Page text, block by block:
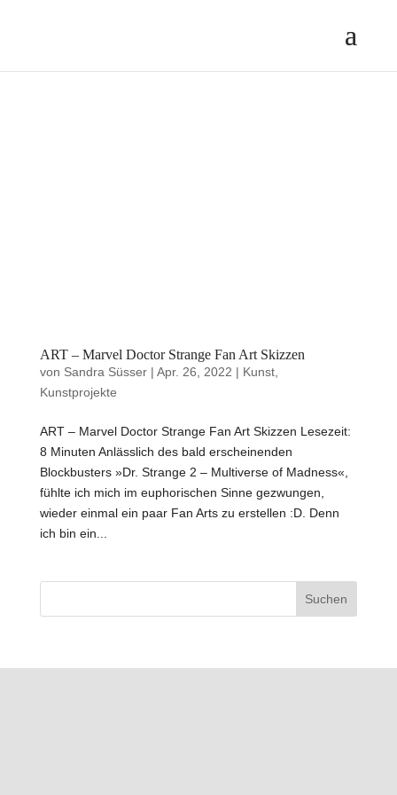
ART – Marvel Doctor Strange Fan Art Skizzen
von Sandra Süsser| Apr. 26, 2022 | Kunst,
Kunstprojekte
ART – Marvel Doctor Strange Fan Art Skizzen Lesezeit:
8 Minuten Anlässlich des bald erscheinenden
Blockbusters »Dr. Strange 2 – Multiverse of Madness«,
fühlte ich mich im euphorischen Sinne gezwungen,
wieder einmal ein paar Fan Arts zu erstellen :D. Denn
ich bin ein...